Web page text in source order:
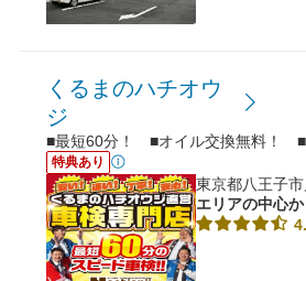
くるまのハチオウ
ジ
■最短60分！ ■オイル交換無料！
特典あり
東京都八王子
エリアの中心か